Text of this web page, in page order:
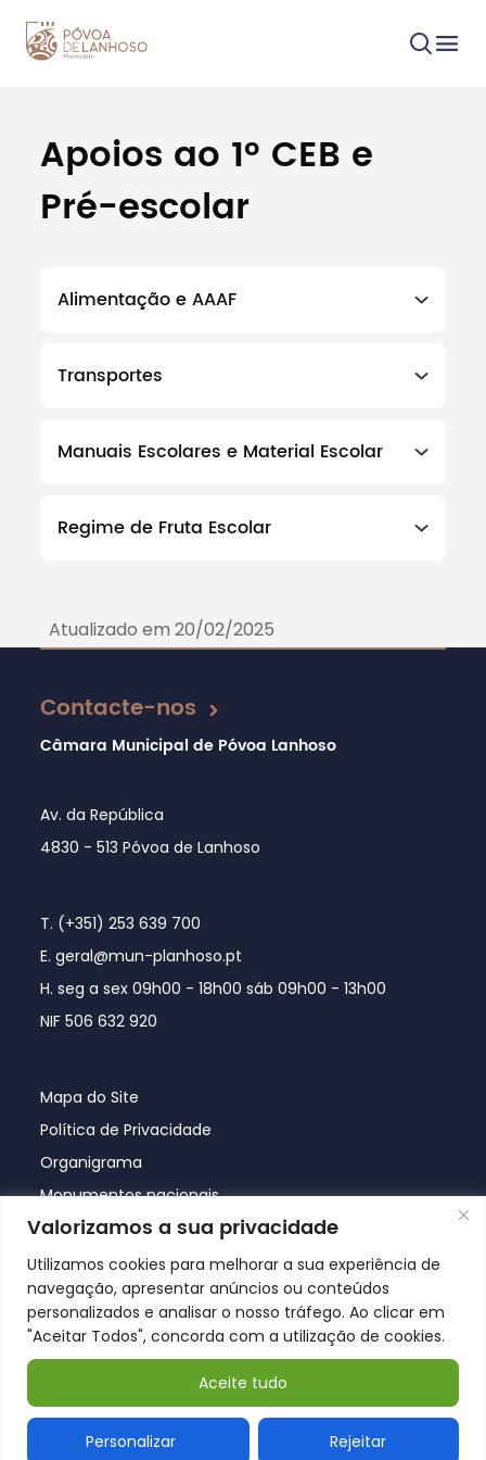
Valorizamos a sua privacidade
Utilizamos cookies para melhorar a sua experiência de
navegação, apresentar anúncios ou conteúdos
personalizados e analisar o nosso tráfego. Ao clicar em
"Aceitar Todos", concorda com a utilização de cookies.
Personalizar Rejeitar
Aceite tudo
Procurar
Tipo de conteúdo
Apoios ao 1º CEB e
Pré-escolar
Alimentação e AAAF
Transportes
Manuais Escolares e Material Escolar
Regime de Fruta Escolar
Atualizado em 20/02/2025
Contacte-nos
Câmara Municipal de Póvoa Lanhoso
Av. da República
4830 - 513 Póvoa de Lanhoso
T. (+351) 253 639 700
E. geral@mun-planhoso.pt
H. seg a sex 09h00 - 18h00 sáb 09h00 - 13h00
NIF 506 632 920
Mapa do Site
Política de Privacidade
Organigrama
Monumentos nacionais
© Póvoa de Lanhoso 2026